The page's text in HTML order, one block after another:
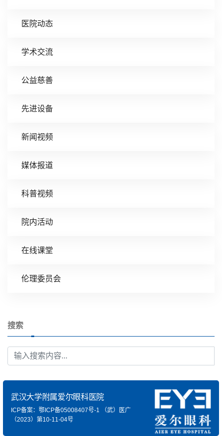
医院动态
学术交流
公益慈善
先进设备
新闻视频
媒体报道
科普视频
院内活动
在线课堂
伦理委员会
搜索
武汉大学附属爱尔眼科医院
ICP备案：鄂ICP备05008407号-1 （武）医广
（2023）第10-11-04号